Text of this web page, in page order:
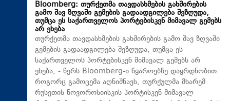
Bloomberg: თურქეთმა თავდასხმების გახშირების
გამო შავ ზღვაში გემების გადაადგილება შეზღუდა,
თუმცა ეს საქართველოს პორტებისკენ მიმავალ გემებს
არ ეხება
თურქეთმა თავდასხმების გახშირების გამო შავ ზღვაში
გემების გადაადგილება შეზღუდა, თუმცა ეს
საქართველოს პორტებისკენ მიმავალ გემებს არ
ეხება, - წერს Bloomberg-ი წყაროებზე დაყრდნობით.
როგორც გამოცემა აღნიშნავს, თურქულმა მხარემ
რუსეთის ნოვოროსიისკის პორტისკენ მიმავალ